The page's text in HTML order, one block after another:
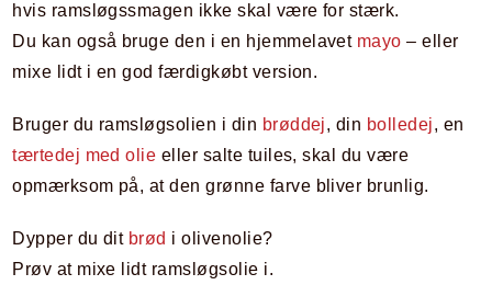
hvis ramsløgssmagen ikke skal være for stærk.
Du kan også bruge den i en hjemmelavet mayo – eller
mixe lidt i en god færdigkøbt version.
Bruger du ramsløgsolien i din brøddej, din bolledej, en
tærtedej med olie eller salte tuiles, skal du være
opmærksom på, at den grønne farve bliver brunlig.
Dypper du dit brød i olivenolie?
Prøv at mixe lidt ramsløgsolie i.